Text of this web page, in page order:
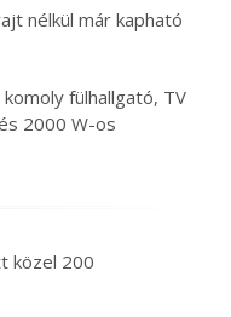
nélkül már kapható
fülhallgató, TV
2000 W-os
közel 200